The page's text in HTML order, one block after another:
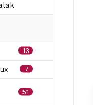
13
7
51